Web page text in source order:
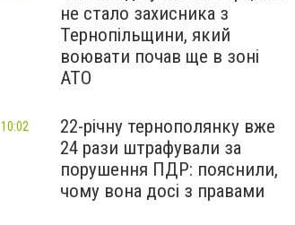
не стало захисника з
Тернопільщини, який
воювати почав ще в зоні
АТО
22-річну тернополянку вже
24 рази штрафували за
порушення ПДР: пояснили,
чому вона досі з правами
10:02